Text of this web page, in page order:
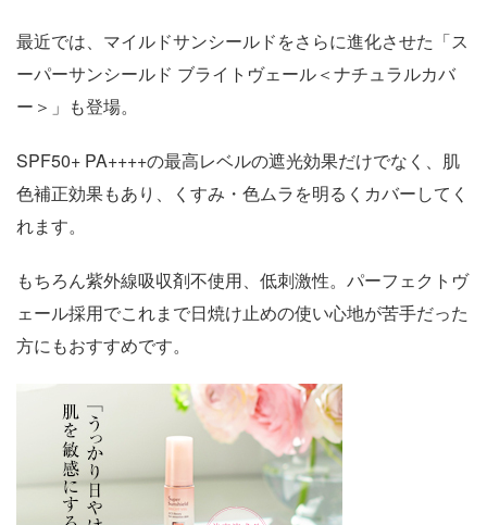
最近では、マイルドサンシールドをさらに進化させた「ス
ーパーサンシールド ブライトヴェール＜ナチュラルカバ
ー＞」も登場。
SPF50+ PA++++の最高レベルの遮光効果だけでなく、肌
色補正効果もあり、くすみ・色ムラを明るくカバーしてく
れます。
もちろん紫外線吸収剤不使用、低刺激性。パーフェクトヴ
ェール採用でこれまで日焼け止めの使い心地が苦手だった
方にもおすすめです。